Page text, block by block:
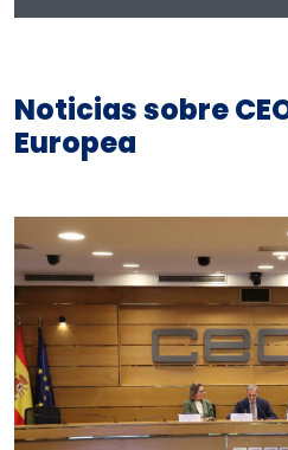
Noticias sobre
Europea